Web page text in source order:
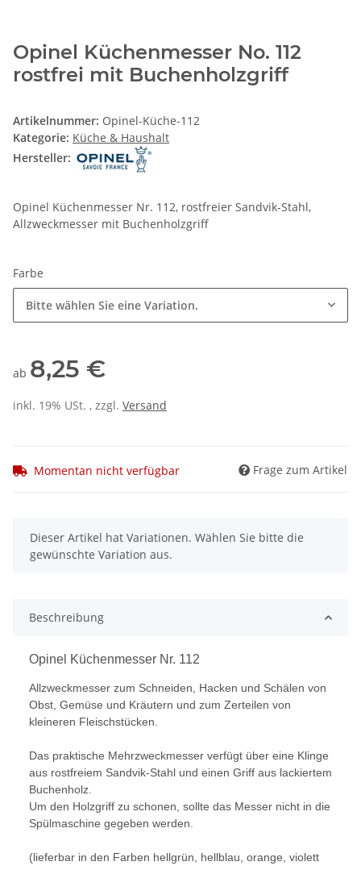
Opinel Küchenmesser No. 112
rostfrei mit Buchenholzgriff
Artikelnummer: Opinel-Küche-112
Kategorie: Küche & Haushalt
Hersteller:
Opinel Küchenmesser Nr. 112, rostfreier Sandvik-Stahl,
Allzweckmesser mit Buchenholzgriff
Farbe
Bitte wählen Sie eine Variation.
ab 8,25 €
inkl. 19% USt. , zzgl. Versand
Momentan nicht verfügbar Frage zum Artikel
x
Dieser Artikel hat Variationen. Wählen Sie bitte die
gewünschte Variation aus.
Beschreibung
Opinel Küchenmesser Nr. 112
Allzweckmesser zum Schneiden, Hacken und Schälen von
Obst, Gemüse und Kräutern und zum Zerteilen von
kleineren Fleischstücken.
Das praktische Mehrzweckmesser verfügt über eine Klinge
aus rostfreiem Sandvik-Stahl und einen Griff aus lackiertem
Buchenholz.
Um den Holzgriff zu schonen, sollte das Messer nicht in die
Spülmaschine gegeben werden.
(lieferbar in den Farben hellgrün, hellblau, orange, violett